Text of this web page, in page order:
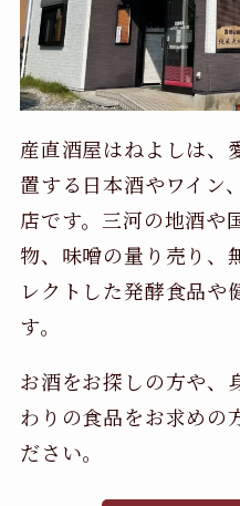
産直酒屋はねよしは、
置する日本酒やワイン
店です。三河の地酒や
物、味噌の量り売り、
レクトした発酵食品や
す。
お酒をお探しの方や、
わりの食品をお求めの
ださい。